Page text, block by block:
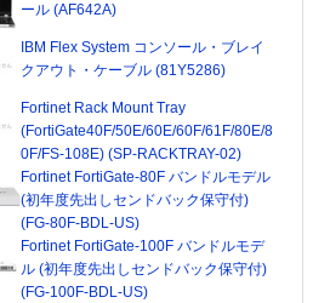
ール (AF642A)
IBM Flex System コンソール・ブレイ
クアウト・ケーブル (81Y5286)
Fortinet Rack Mount Tray
(FortiGate40F/50E/60E/60F/61F/80E/8
0F/FS-108E) (SP-RACKTRAY-02)
Fortinet FortiGate-80F バンドルモデル
(初年度先出しセンドバック保守付)
(FG-80F-BDL-US)
Fortinet FortiGate-100F バンドルモデ
ル (初年度先出しセンドバック保守付)
(FG-100F-BDL-US)